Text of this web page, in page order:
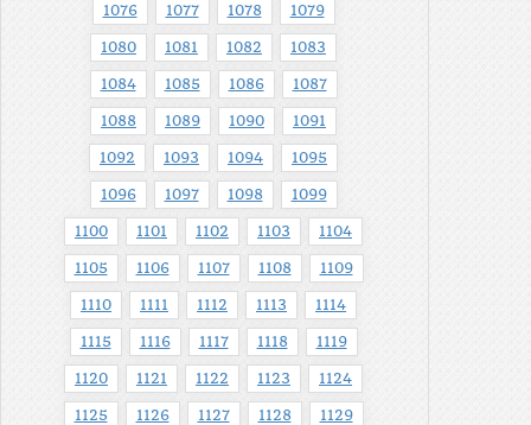
1076 1077 1078 1079
1080 1081 1082 1083
1084 1085 1086 1087
1088 1089 1090 1091
1092 1093 1094 1095
1096 1097 1098 1099
1100 1101 1102 1103 1104
1105 1106 1107 1108 1109
1110 1111 1112 1113 1114
1115 1116 1117 1118 1119
1120 1121 1122 1123 1124
1125 1126 1127 1128 1129